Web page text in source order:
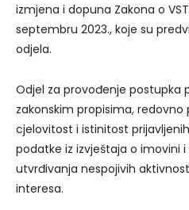
izmjena i dopuna Zakona o
septembru 2023., koje su
odjela.
Odjel za provođenje postupka
zakonskim propisima,
cjelovitost i istinitost
podatke iz izvještaja o imovini
utvrđivanja nespojivih
interesa.